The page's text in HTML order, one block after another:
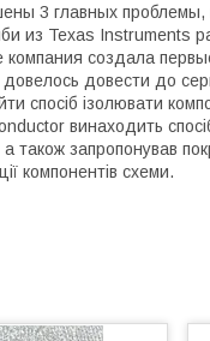
3 главных проблемы,
из Texas Instruments
создала
довести до
спосіб ізолювати
винаходить
також запропонував
компонентів схеми.